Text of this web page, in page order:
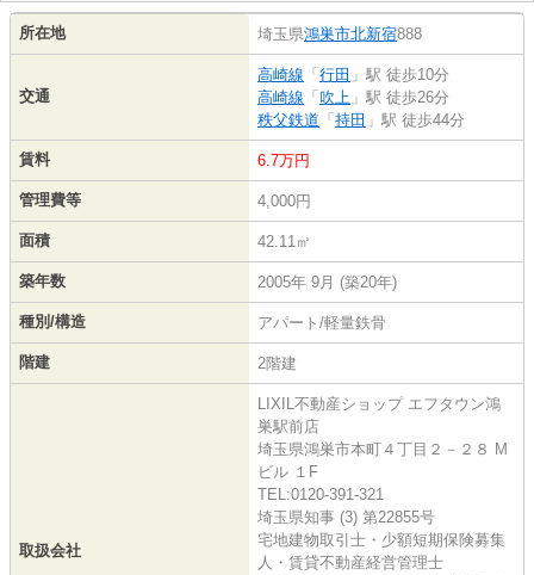
所在地 埼玉県鴻巣市北新宿888
交通
高崎線 「 行田 」駅 徒歩10分
高崎線 「 吹上 」駅 徒歩26分
秩父鉄道 「 持田 」駅 徒歩44分
賃料 6.7万円
管理費等 4,000円
面積 42.11㎡
築年数 2005年 9月 (築20年)
種別/構造 アパート/軽量鉄骨
階建 2階建
取扱会社
LIXIL不動産ショップ エフタウン鴻
巣駅前店
埼玉県鴻巣市本町４丁目２－２８ M
ビル １F
TEL:0120-391-321
埼玉県知事 (3) 第22855号
宅地建物取引士・少額短期保険募集
人・賃貸不動産経営管理士